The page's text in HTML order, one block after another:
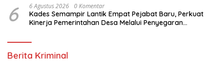
6 6 Agustus 2026 0 Komentar
Kades Semampir Lantik Empat Pejabat Baru, Perkuat
Kinerja Pemerintahan Desa Melalui Penyegaran
Berita Kriminal